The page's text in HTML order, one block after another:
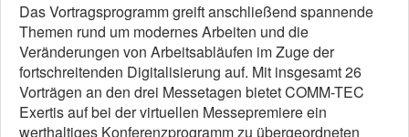
Das Vortragsprogramm greift anschließend spannende
Themen rund um modernes Arbeiten und die
Veränderungen von Arbeitsabläufen im Zuge der
fortschreitenden Digitalisierung auf. Mit insgesamt 26
Vorträgen an den drei Messetagen bietet COMM-TEC
Exertis auf bei der virtuellen Messepremiere ein
werthaltiges Konferenzprogramm zu übergeordneten